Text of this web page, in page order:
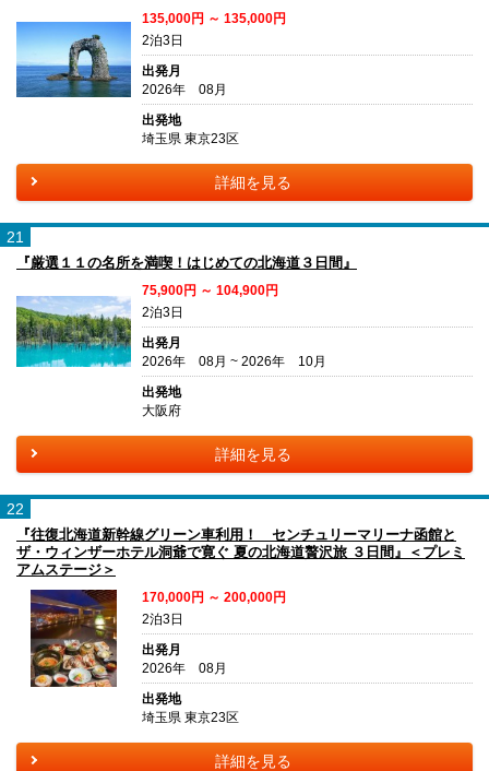
135,000円 ～ 135,000円
2泊3日
出発月
2026年 08月
出発地
埼玉県 東京23区
詳細を見る
21
『厳選１１の名所を満喫！はじめての北海道３日間』
75,900円 ～ 104,900円
2泊3日
出発月
2026年 08月 ~ 2026年 10月
出発地
大阪府
詳細を見る
22
『往復北海道新幹線グリーン車利用！ センチュリーマリーナ函館と
ザ・ウィンザーホテル洞爺で寛ぐ 夏の北海道贅沢旅 ３日間』＜プレミ
アムステージ＞
170,000円 ～ 200,000円
2泊3日
出発月
2026年 08月
出発地
埼玉県 東京23区
詳細を見る